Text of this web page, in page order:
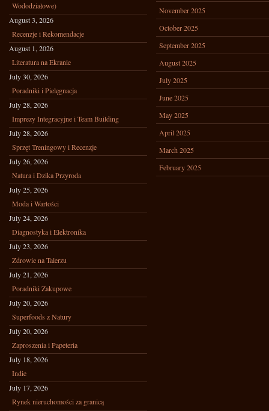
Wododziałowe)
August 3, 2026
Recenzje i Rekomendacje
August 1, 2026
Literatura na Ekranie
July 30, 2026
Poradniki i Pielęgnacja
July 28, 2026
Imprezy Integracyjne i Team Building
July 28, 2026
Sprzęt Treningowy i Recenzje
July 26, 2026
Natura i Dzika Przyroda
July 25, 2026
Moda i Wartości
July 24, 2026
Diagnostyka i Elektronika
July 23, 2026
Zdrowie na Talerzu
July 21, 2026
Poradniki Zakupowe
July 20, 2026
Superfoods z Natury
July 20, 2026
Zaproszenia i Papeteria
July 18, 2026
Indie
July 17, 2026
Rynek nieruchomości za granicą
November 2025
October 2025
September 2025
August 2025
July 2025
June 2025
May 2025
April 2025
March 2025
February 2025